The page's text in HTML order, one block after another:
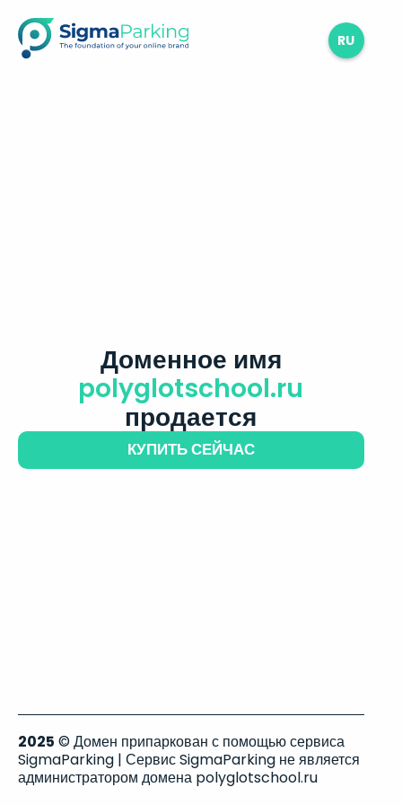
RU
Доменное имя
polyglotschool.ru
продается
КУПИТЬ СЕЙЧАС
2025 © Домен припаркован с помощью сервиса
SigmaParking | Сервис SigmaParking не является
администратором домена polyglotschool.ru